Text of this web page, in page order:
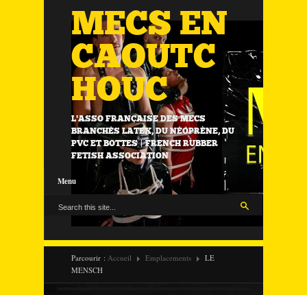
MECS EN
CAOUTC
HOUC
L'ASSO FRANÇAISE DES MECS
BRANCHÉS LATEX, DU NÉOPRÈNE, DU
PVC ET BOTTES | FRENCH RUBBER
FETISH ASSOCIATION
Menu
Parcourir : Accueil Emplacements
LE
MENSCH